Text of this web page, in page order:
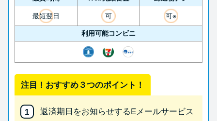
最短翌日 可 可※
利用可能コンビニ
注目！おすすめ３つのポイント！
返済期日をお知らせするEメールサービス